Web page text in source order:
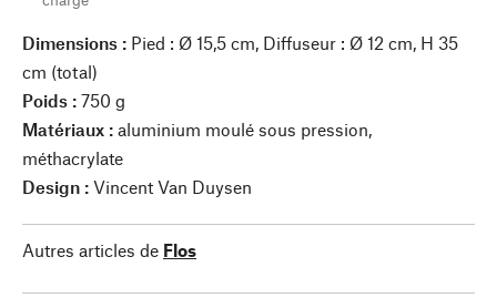
Dimensions : Pied : Ø 15,5 cm, Diffuseur : Ø 12 cm, H 35
cm (total)
Poids : 750 g
Matériaux : aluminium moulé sous pression,
méthacrylate
Design : Vincent Van Duysen
Autres articles de Flos